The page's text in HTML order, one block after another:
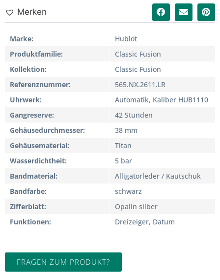
Merken
Marke
Hublot
Produktfamilie
Classic Fusion
Kollektion
Classic Fusion
Referenznummer
565.NX.2611.LR
Uhrwerk
Automatik, Kaliber HUB1110
Gangreserve
42 Stunden
Gehäusedurchmesser
38 mm
Gehäusematerial
Titan
Wasserdichtheit
5 bar
Bandmaterial
Alligatorleder / Kautschuk
Bandfarbe
schwarz
Zifferblatt
Opalin silber
Funktionen
Dreizeiger, Datum
FRAGEN ZUM PRODUKT?